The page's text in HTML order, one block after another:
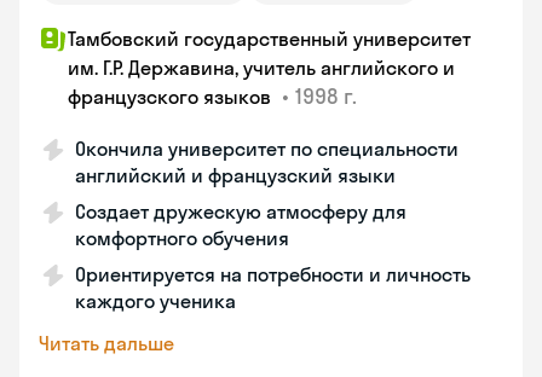
Тамбовский государственный университет
им. Г.Р. Державина, учитель английского и
французского языков • 1998 г.
Окончила университет по специальности
английский и французский языки
Создает дружескую атмосферу для
комфортного обучения
Ориентируется на потребности и личность
каждого ученика
Читать дальше